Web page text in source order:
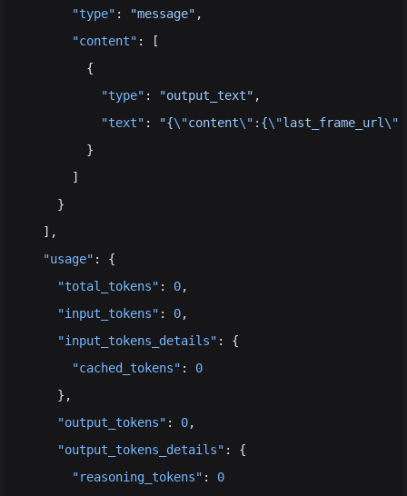
      "type"
: "message" ,
      "content"
: [
        {
          "type"
: "output_text" ,
          "text"
: "{\"content\" :{\"last_frame_url \"
        }
      ]
    }
  ],
  "usage"
: {
    "total_tokens"
: 0,
    "input_tokens"
: 0,
    "input_tokens_details"
: {
      "cached_tokens"
: 0
    },
    "output_tokens"
: 0,
    "output_tokens_details"
: {
      "reasoning_tokens"
: 0